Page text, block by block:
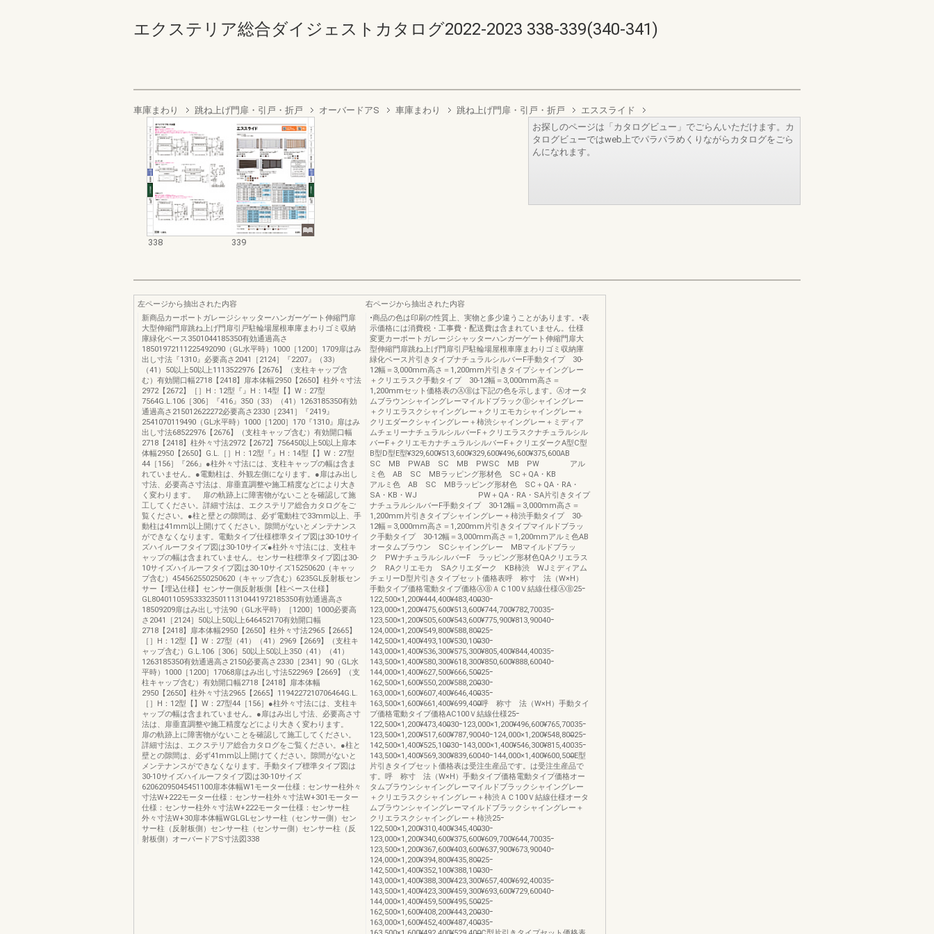
エクステリア総合ダイジェストカタログ2022-2023 338-339(340-341)
車庫まわり 跳ね上げ門扉・引戸・折戸 オーバードアS 車庫まわり 跳ね上げ門扉・引戸・折戸 エススライド
338 339
お探しのページは「カタログビュー」でごらんいただけます。カ
タログビューではweb上でパラパラめくりながらカタログをごら
んになれます。
左ページから抽出された内容
新商品カーポートガレージシャッターハンガーゲート伸縮門扉
大型伸縮門扉跳ね上げ門扉引戸駐輪場屋根車庫まわりゴミ収納
庫緑化ベース3501044185350有効通過高さ
18501972111225492090（GL水平時）1000［1200］1709扉はみ
出し寸法『1310』必要高さ2041［2124］『2207』（33）
（41）50以上50以上1113522976【2676】（支柱キャップ含
む）有効開口幅2718【2418】扉本体幅2950【2650】柱外々寸法
2972【2672】［］H：12型『』H：14型【】W：27型
7564G.L.106［306］『416』350（33）（41）1263185350有効
通過高さ215012622272必要高さ2330［2341］『2419』
2541070119490（GL水平時）1000［1200］170『1310』扉はみ
出し寸法68522976【2676】（支柱キャップ含む）有効開口幅
2718【2418】柱外々寸法2972【2672】756450以上50以上扉本
体幅2950【2650】G.L.［］H：12型『』H：14型【】W：27型
44［156］『266』●柱外々寸法には、支柱キャップの幅は含ま
れていません。●電動柱は、外観左側になります。●扉はみ出し
寸法、必要高さ寸法は、扉垂直調整や施工精度などにより大き
く変わります。 扉の軌跡上に障害物がないことを確認して施
工してください。詳細寸法は、エクステリア総合カタログをご
覧ください。●柱と壁との隙間は、必ず電動柱で33mm以上、手
動柱は41mm以上開けてください。隙間がないとメンテナンス
ができなくなります。電動タイプ仕様標準タイプ図は30-10サイ
ズハイルーフタイプ図は30-10サイズ●柱外々寸法には、支柱キ
ャップの幅は含まれていません。センサー柱標準タイプ図は30-
10サイズハイルーフタイプ図は30-10サイズ15250620（キャッ
プ含む）454562550250620（キャップ含む）6235GL反射板セン
サー【埋込仕様】センサー側反射板側【柱ベース仕様】
GL80401105953332350111310441972185350有効通過高さ
18509209扉はみ出し寸法90（GL水平時）［1200］1000必要高
さ2041［2124］50以上50以上646452170有効開口幅
2718【2418】扉本体幅2950【2650】柱外々寸法2965【2665】
［］H：12型【】W：27型（41）（41）2969【2669】（支柱キ
ャップ含む）G.L.106［306］50以上50以上350（41）（41）
1263185350有効通過高さ2150必要高さ2330［2341］90（GL水
平時）1000［1200］17068扉はみ出し寸法522969【2669】（支
柱キャップ含む）有効開口幅2718【2418】扉本体幅
2950【2650】柱外々寸法2965【2665】1194227210706464G.L.
［］H：12型【】W：27型44［156］●柱外々寸法には、支柱キ
ャップの幅は含まれていません。●扉はみ出し寸法、必要高さ寸
法は、扉垂直調整や施工精度などにより大きく変わります。
扉の軌跡上に障害物がないことを確認して施工してください。
詳細寸法は、エクステリア総合カタログをご覧ください。●柱と
壁との隙間は、必ず41mm以上開けてください。隙間がないと
メンテナンスができなくなります。手動タイプ標準タイプ図は
30-10サイズハイルーフタイプ図は30-10サイズ
62062095045451100扉本体幅W1モーター仕様：センサー柱外々
寸法W+222モーター仕様：センサー柱外々寸法W+301モーター
仕様：センサー柱外々寸法W+222モーター仕様：センサー柱
外々寸法W+30扉本体幅WGLGLセンサー柱（センサー側）セン
サー柱（反射板側）センサー柱（センサー側）センサー柱（反
射板側）オーバードアS寸法図338
右ページから抽出された内容
•商品の色は印刷の性質上、実物と多少違うことがあります。•表
示価格には消費税・工事費・配送費は含まれていません。仕様
変更カーポートガレージシャッターハンガーゲート伸縮門扉大
型伸縮門扉跳ね上げ門扉引戸駐輪場屋根車庫まわりゴミ収納庫
緑化ベース片引きタイプナチュラルシルバーF手動タイプ 30-
12幅＝3,000mm高さ＝1,200mm片引きタイプシャイングレー
＋クリエラスク手動タイプ 30-12幅＝3,000mm高さ＝
1,200mmセット価格表のⒶⒷは下記の色を示します。Ⓐオータ
ムブラウンシャイングレーマイルドブラックⒷシャイングレー
＋クリエラスクシャイングレー＋クリエモカシャイングレー＋
クリエダークシャイングレー＋柿渋シャイングレー＋ミディア
ムチェリーナチュラルシルバーF＋クリエラスクナチュラルシル
バーF＋クリエモカナチュラルシルバーF＋クリエダークA型C型
B型D型E型¥329,600¥513,600¥329,600¥496,600¥375,600AB
SC MB PWAB SC MB PWSC MB PW アル
ミ色 AB SC MBラッピング形材色 SC＋QA・KB
アルミ色 AB SC MBラッピング形材色 SC＋QA・RA・
SA・KB・WJ PW＋QA・RA・SA片引きタイプ
ナチュラルシルバーF手動タイプ 30-12幅＝3,000mm高さ＝
1,200mm片引きタイプシャイングレー＋柿渋手動タイプ 30-
12幅＝3,000mm高さ＝1,200mm片引きタイプマイルドブラッ
ク手動タイプ 30-12幅＝3,000mm高さ＝1,200mmアルミ色AB
オータムブラウン SCシャイングレー MBマイルドブラッ
ク PWナチュラルシルバーF ラッピング形材色QAクリエラス
ク RAクリエモカ SAクリエダーク KB柿渋 WJミディアム
チェリーD型片引きタイプセット価格表呼 称寸 法（W×H）
手動タイプ価格電動タイプ価格ⒶⒷＡＣ100Ｖ結線仕様ⒶⒷ25ｰ
122,500×1,200¥444,400¥483,400̶̶̶̶30ｰ
123,000×1,200¥475,600¥513,600¥744,700¥782,70035ｰ
123,500×1,200¥505,600¥543,600¥775,900¥813,90040ｰ
124,000×1,200¥549,800¥588,800̶̶̶̶25ｰ
142,500×1,400¥493,100¥530,100̶̶̶̶30ｰ
143,000×1,400¥536,300¥575,300¥805,400¥844,40035ｰ
143,500×1,400¥580,300¥618,300¥850,600¥888,60040ｰ
144,000×1,400¥627,500¥666,500̶̶̶̶25ｰ
162,500×1,600¥550,200¥588,200̶̶̶̶30ｰ
163,000×1,600¥607,400¥646,400̶̶̶̶35ｰ
163,500×1,600¥661,400¥699,400̶̶̶̶呼 称寸 法（W×H）手動タイ
プ価格電動タイプ価格AC100Ｖ結線仕様25ｰ
122,500×1,200¥473,400̶̶30ｰ123,000×1,200¥496,600¥765,70035ｰ
123,500×1,200¥517,600¥787,90040ｰ124,000×1,200¥548,800̶̶25ｰ
142,500×1,400¥525,100̶̶30ｰ143,000×1,400¥546,300¥815,40035ｰ
143,500×1,400¥569,300¥839,60040ｰ144,000×1,400¥600,500̶̶E型
片引きタイプセット価格表は受注生産品です。は受注生産品で
す。呼 称寸 法（W×H）手動タイプ価格電動タイプ価格オー
タムブラウンシャイングレーマイルドブラックシャイングレー
＋クリエラスクシャイングレー＋柿渋ＡＣ100Ｖ結線仕様オータ
ムブラウンシャイングレーマイルドブラックシャイングレー＋
クリエラスクシャイングレー＋柿渋25ｰ
122,500×1,200¥310,400¥345,400̶̶̶̶30ｰ
123,000×1,200¥340,600¥375,600¥609,700¥644,70035ｰ
123,500×1,200¥367,600¥403,600¥637,900¥673,90040ｰ
124,000×1,200¥394,800¥435,800̶̶̶̶25ｰ
142,500×1,400¥352,100¥388,100̶̶̶̶30ｰ
143,000×1,400¥388,300¥423,300¥657,400¥692,40035ｰ
143,500×1,400¥423,300¥459,300¥693,600¥729,60040ｰ
144,000×1,400¥459,500¥495,500̶̶̶̶25ｰ
162,500×1,600¥408,200¥443,200̶̶̶̶30ｰ
163,000×1,600¥452,400¥487,400̶̶̶̶35ｰ